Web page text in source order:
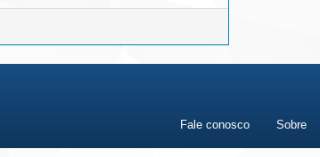
Fale conosco Sobre